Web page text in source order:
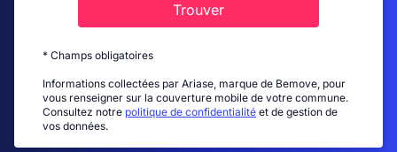
Trouver
* Champs obligatoires
Informations collectées par Ariase, marque de Bemove, pour
vous renseigner sur la couverture mobile de votre commune.
Consultez notre politique de confidentialité et de gestion de
vos données.